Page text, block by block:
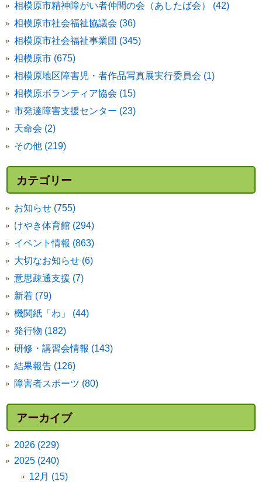
相模原市精神障がい者仲間の会（あしたば会） (42)
相模原市社会福祉協議会 (36)
相模原市社会福祉事業団 (345)
相模原市 (675)
相模原地区障害児・者作品写真展実行委員会 (1)
相模原ボランティア協会 (15)
市発達障害支援センター (23)
天命会 (2)
その他 (219)
カテゴリー
お知らせ (755)
けやき体育館 (294)
イベント情報 (863)
大切なお知らせ (6)
意思疎通支援 (7)
新着 (79)
機関紙「わ」 (44)
発行物 (182)
研修・講習会情報 (143)
結果報告 (126)
障害者スポーツ (80)
アーカイブ
2026 (229)
2025 (240)
12月 (15)